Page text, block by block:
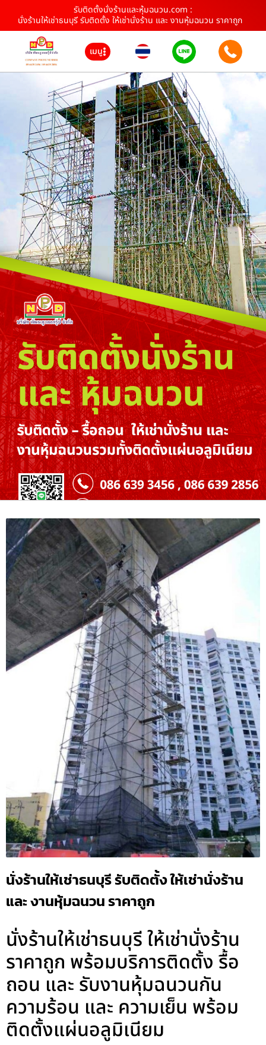
รับติดตั้งนั่งร้านและหุ้มฉนวน.com :
นั่งร้านให้เช่าธนบุรี รับติดตั้ง ให้เช่านั่งร้าน และ งานหุ้มฉนวน ราคาถูก
เมนู
นั่งร้านให้เช่าธนบุรี รับติดตั้ง ให้เช่านั่งร้าน
และ งานหุ้มฉนวน ราคาถูก
นั่งร้านให้เช่าธนบุรี ให้เช่านั่งร้าน
ราคาถูก พร้อมบริการติดตั้ง รื้อ
ถอน และ รับงานหุ้มฉนวนกัน
ความร้อน และ ความเย็น พร้อม
ติดตั้งแผ่นอลูมิเนียม